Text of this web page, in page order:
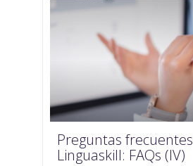
Preguntas frecuentes
Linguaskill: FAQs (IV)